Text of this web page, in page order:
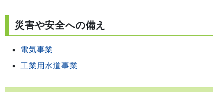
災害や安全への備え
電気事業
工業用水道事業